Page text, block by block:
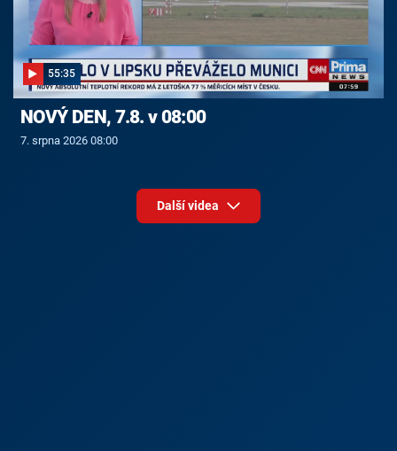
55:35
NOVÝ DEN, 7.8. v 08:00
7. srpna 2026 08:00
Další videa